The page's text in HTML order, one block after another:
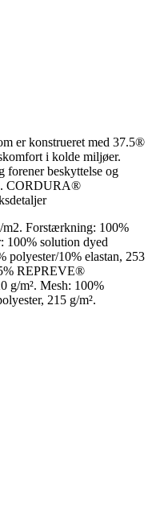
er konstrueret med 37.5®
i kolde miljøer.
forener beskyttelse og
CORDURA®
m2. Forstærkning: 100%
solution dyed
polyester/10% elastan, 253
REPREVE®
g/m². Mesh: 100%
215 g/m².